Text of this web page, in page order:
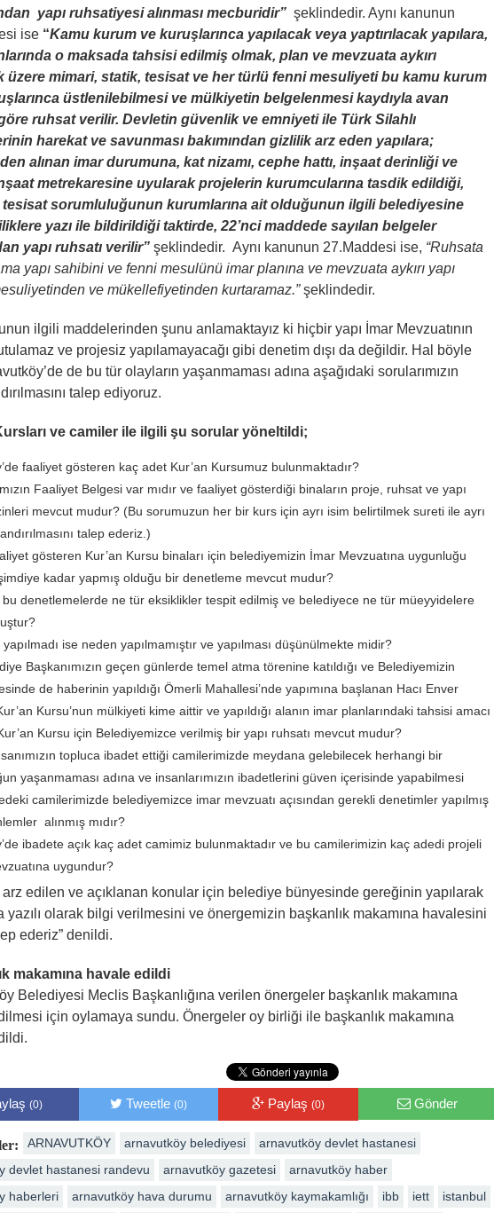
yapı ruhsatiyesi alınması mecburidir” şeklindedir. Aynı kanunun
ise “Kamu kurum ve kuruşlarınca yapılacak veya yaptırılacak yapılara,
o maksada tahsisi edilmiş olmak, plan ve mevzuata aykırı
üzere mimari, statik, tesisat ve her türlü fenni mesuliyeti bu kamu kurum
üstlenilebilmesi ve mülkiyetin belgelenmesi kaydıyla avan
ruhsat verilir. Devletin güvenlik ve emniyeti ile Türk Silahlı
harekat ve savunması bakımından gizlilik arz eden yapılara;
alınan imar durumuna, kat nizamı, cephe hattı, inşaat derinliği ve
metrekaresine uyularak projelerin kurumcularına tasdik edildiği,
sorumluluğunun kurumlarına ait olduğunun ilgili belediyesine
yazı ile bildirildiği taktirde, 22’nci maddede sayılan belgeler
yapı ruhsatı verilir” şeklindedir. Aynı kanunun 27.Maddesi ise, “Ruhsata
yapı sahibini ve fenni mesulünü imar planına ve mevzuata aykırı yapı
ve mükellefiyetinden kurtaramaz.”şeklindedir.
ilgili maddelerinden şunu anlamaktayız ki hiçbir yapı İmar Mevzuatının
ve projesiz yapılamayacağı gibi denetim dışı da değildir. Hal böyle
de bu tür olayların yaşanmaması adına aşağıdaki sorularımızın
talep ediyoruz.
ve camiler ile ilgili şu sorular yöneltildi;
faaliyet gösteren kaç adet Kur’an Kursumuz bulunmaktadır?
Faaliyet Belgesi var mıdır ve faaliyet gösterdiği binaların proje, ruhsat ve yapı
mevcut mudur? (Bu sorumuzun her bir kurs için ayrı isim belirtilmek sureti ile ayrı
talep ederiz.)
gösteren Kur’an Kursu binaları için belediyemizin İmar Mevzuatına uygunluğu
kadar yapmış olduğu bir denetleme mevcut mudur?
bu denetlemelerde ne tür eksiklikler tespit edilmiş ve belediyece ne tür müeyyidelere
ise neden yapılmamıştır ve yapılması düşünülmekte midir?
Başkanımızın geçen günlerde temel atma törenine katıldığı ve Belediyemizin
de haberinin yapıldığı Ömerli Mahallesi’nde yapımına başlanan Hacı Enver
Kursu’nun mülkiyeti kime aittir ve yapıldığı alanın imar planlarındaki tahsisi amacı
Kursu için Belediyemizce verilmiş bir yapı ruhsatı mevcut mudur?
topluca ibadet ettiği camilerimizde meydana gelebilecek herhangi bir
yaşanmaması adına ve insanlarımızın ibadetlerini güven içerisinde yapabilmesi
camilerimizde belediyemizce imar mevzuatı açısından gerekli denetimler yapılmış
alınmış mıdır?
ibadete açık kaç adet camimiz bulunmaktadır ve bu camilerimizin kaç adedi projeli
uygundur?
arz edilen ve açıklanan konular için belediye bünyesinde gereğinin yapılarak
yazılı olarak bilgi verilmesini ve önergemizin başkanlık makamına havalesini
ederiz” denildi.
makamına havale edildi
Belediyesi Meclis Başkanlığına verilen önergeler başkanlık makamına
için oylamaya sundu. Önergeler oy birliği ile başkanlık makamına
(0) Tweetle (0) Paylaş (0) Gönder
ARNAVUTKÖY arnavutköy belediyesi
arnavutköy devlet hastanesi
devlet hastanesi randevu
arnavutköy gazetesi
arnavutköy haber
haberleri
arnavutköy hava durumu arnavutköy kaymakamlığı ibb iett istanbul